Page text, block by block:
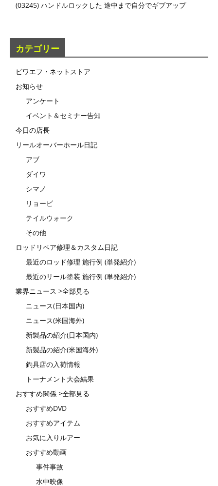
(03245) ハンドルロックした 途中まで自分でギブアップ
カテゴリー
ビワエフ・ネットストア
お知らせ
アンケート
イベント＆セミナー告知
今日の店長
リールオーバーホール日記
アブ
ダイワ
シマノ
リョービ
テイルウォーク
その他
ロッドリペア修理＆カスタム日記
最近のロッド修理 施行例 (単発紹介)
最近のリール塗装 施行例 (単発紹介)
業界ニュース >全部見る
ニュース(日本国内)
ニュース(米国海外)
新製品の紹介(日本国内)
新製品の紹介(米国海外)
釣具店の入荷情報
トーナメント大会結果
おすすめ関係 >全部見る
おすすめDVD
おすすめアイテム
お気に入りルアー
おすすめ動画
事件事故
水中映像